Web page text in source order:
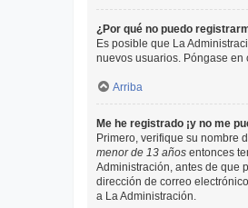
¿Por qué no puedo
Es posible que La
nuevos usuarios. Póngase en
Arriba
Me he registrado ¡y no me
Primero, verifique su nombre
menor de 13 años entonces
Administración, antes de que
dirección de correo
a La Administración.